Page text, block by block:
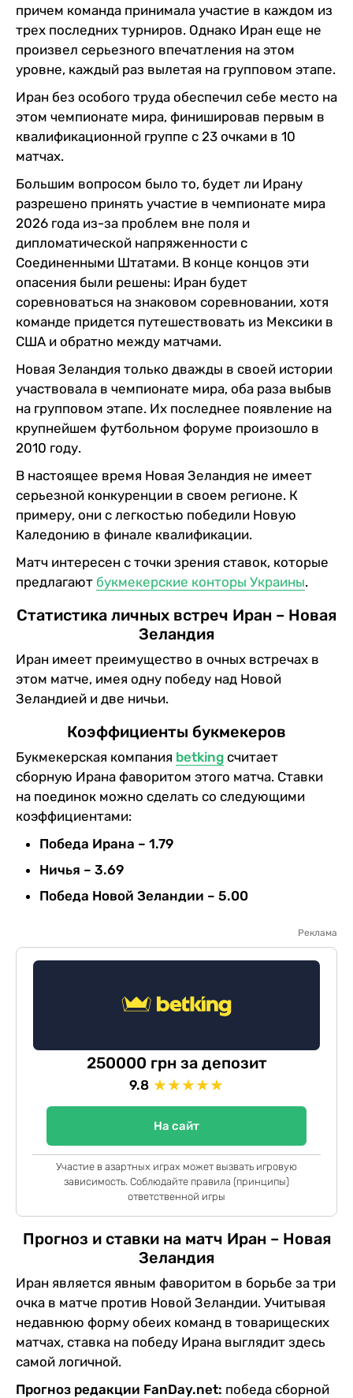
причем команда принимала участие в каждом из
трех последних турниров. Однако Иран еще не
произвел серьезного впечатления на этом
уровне, каждый раз вылетая на групповом этапе.
Иран без особого труда обеспечил себе место на
этом чемпионате мира, финишировав первым в
квалификационной группе с 23 очками в 10
матчах.
Большим вопросом было то, будет ли Ирану
разрешено принять участие в чемпионате мира
2026 года из-за проблем вне поля и
дипломатической напряженности с
Соединенными Штатами. В конце концов эти
опасения были решены: Иран будет
соревноваться на знаковом соревновании, хотя
команде придется путешествовать из Мексики в
США и обратно между матчами.
Новая Зеландия только дважды в своей истории
участвовала в чемпионате мира, оба раза выбыв
на групповом этапе. Их последнее появление на
крупнейшем футбольном форуме произошло в
2010 году.
В настоящее время Новая Зеландия не имеет
серьезной конкуренции в своем регионе. К
примеру, они с легкостью победили Новую
Каледонию в финале квалификации.
Матч интересен с точки зрения ставок, которые
предлагают букмекерские конторы Украины.
Статистика личных встреч Иран – Новая
Зеландия
Иран имеет преимущество в очных встречах в
этом матче, имея одну победу над Новой
Зеландией и две ничьи.
Коэффициенты букмекеров
Букмекерская компания betking считает
сборную Ирана фаворитом этого матча. Ставки
на поединок можно сделать со следующими
коэффициентами:
Победа Ирана – 1.79
Ничья – 3.69
Победа Новой Зеландии – 5.00
Реклама
250000 грн за депозит
9.8 ★★★★★
На сайт
Участие в азартных играх может вызвать игровую
зависимость. Соблюдайте правила (принципы)
ответственной игры
Прогноз и ставки на матч Иран – Новая
Зеландия
Иран является явным фаворитом в борьбе за три
очка в матче против Новой Зеландии. Учитывая
недавнюю форму обеих команд в товарищеских
матчах, ставка на победу Ирана выглядит здесь
самой логичной.
Прогноз редакции FanDay.net: победа сборной